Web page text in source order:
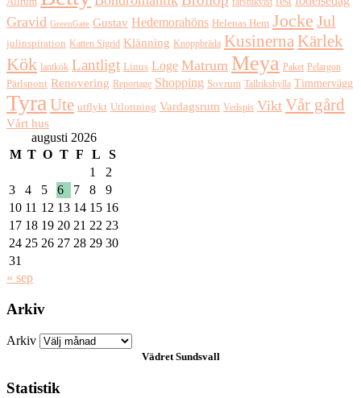
Gravid GreenGate Gustav Hedemorahöns Helenas Hem Jocke Jul
julinspiration Katten Sigrid Klänning Knoppbräda KusinernaKärlek
Kök lantkök Lantligt Linus Loge Matrum Meya Paket Pelargon
Pärlspont Renovering Reportage Shopping Sovrum Tallrikshylla Timmervägg
TyraUte utflykt Utlottning Vardagsrum Vedspis Vikt Vår gård
Vårt hus
augusti 2026
M T O T F L
S
1
2
3
4 5 6 7 8
9
10 11 12 13 14 15 16
17 18 19 20 21 22 23
24 25 26 27 28 29 30
31
« sep
Arkiv
Arkiv
VädretSundsvall
Statistik